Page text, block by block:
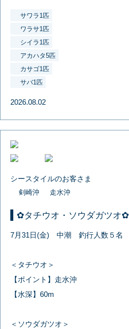
サワラ1匹
ワラサ1匹
シイラ1匹
アカハタ5匹
カサゴ1匹
サバ1匹
2026.08.02
シースタイルのお客さま
剣崎沖 走水沖
✿タチウオ・ソウダガツオ✿
7月31日(金) 中潮 釣行人数５名
＜タチウオ＞
【ポイント】走水沖
【水深】60m
＜ソウダガツオ＞